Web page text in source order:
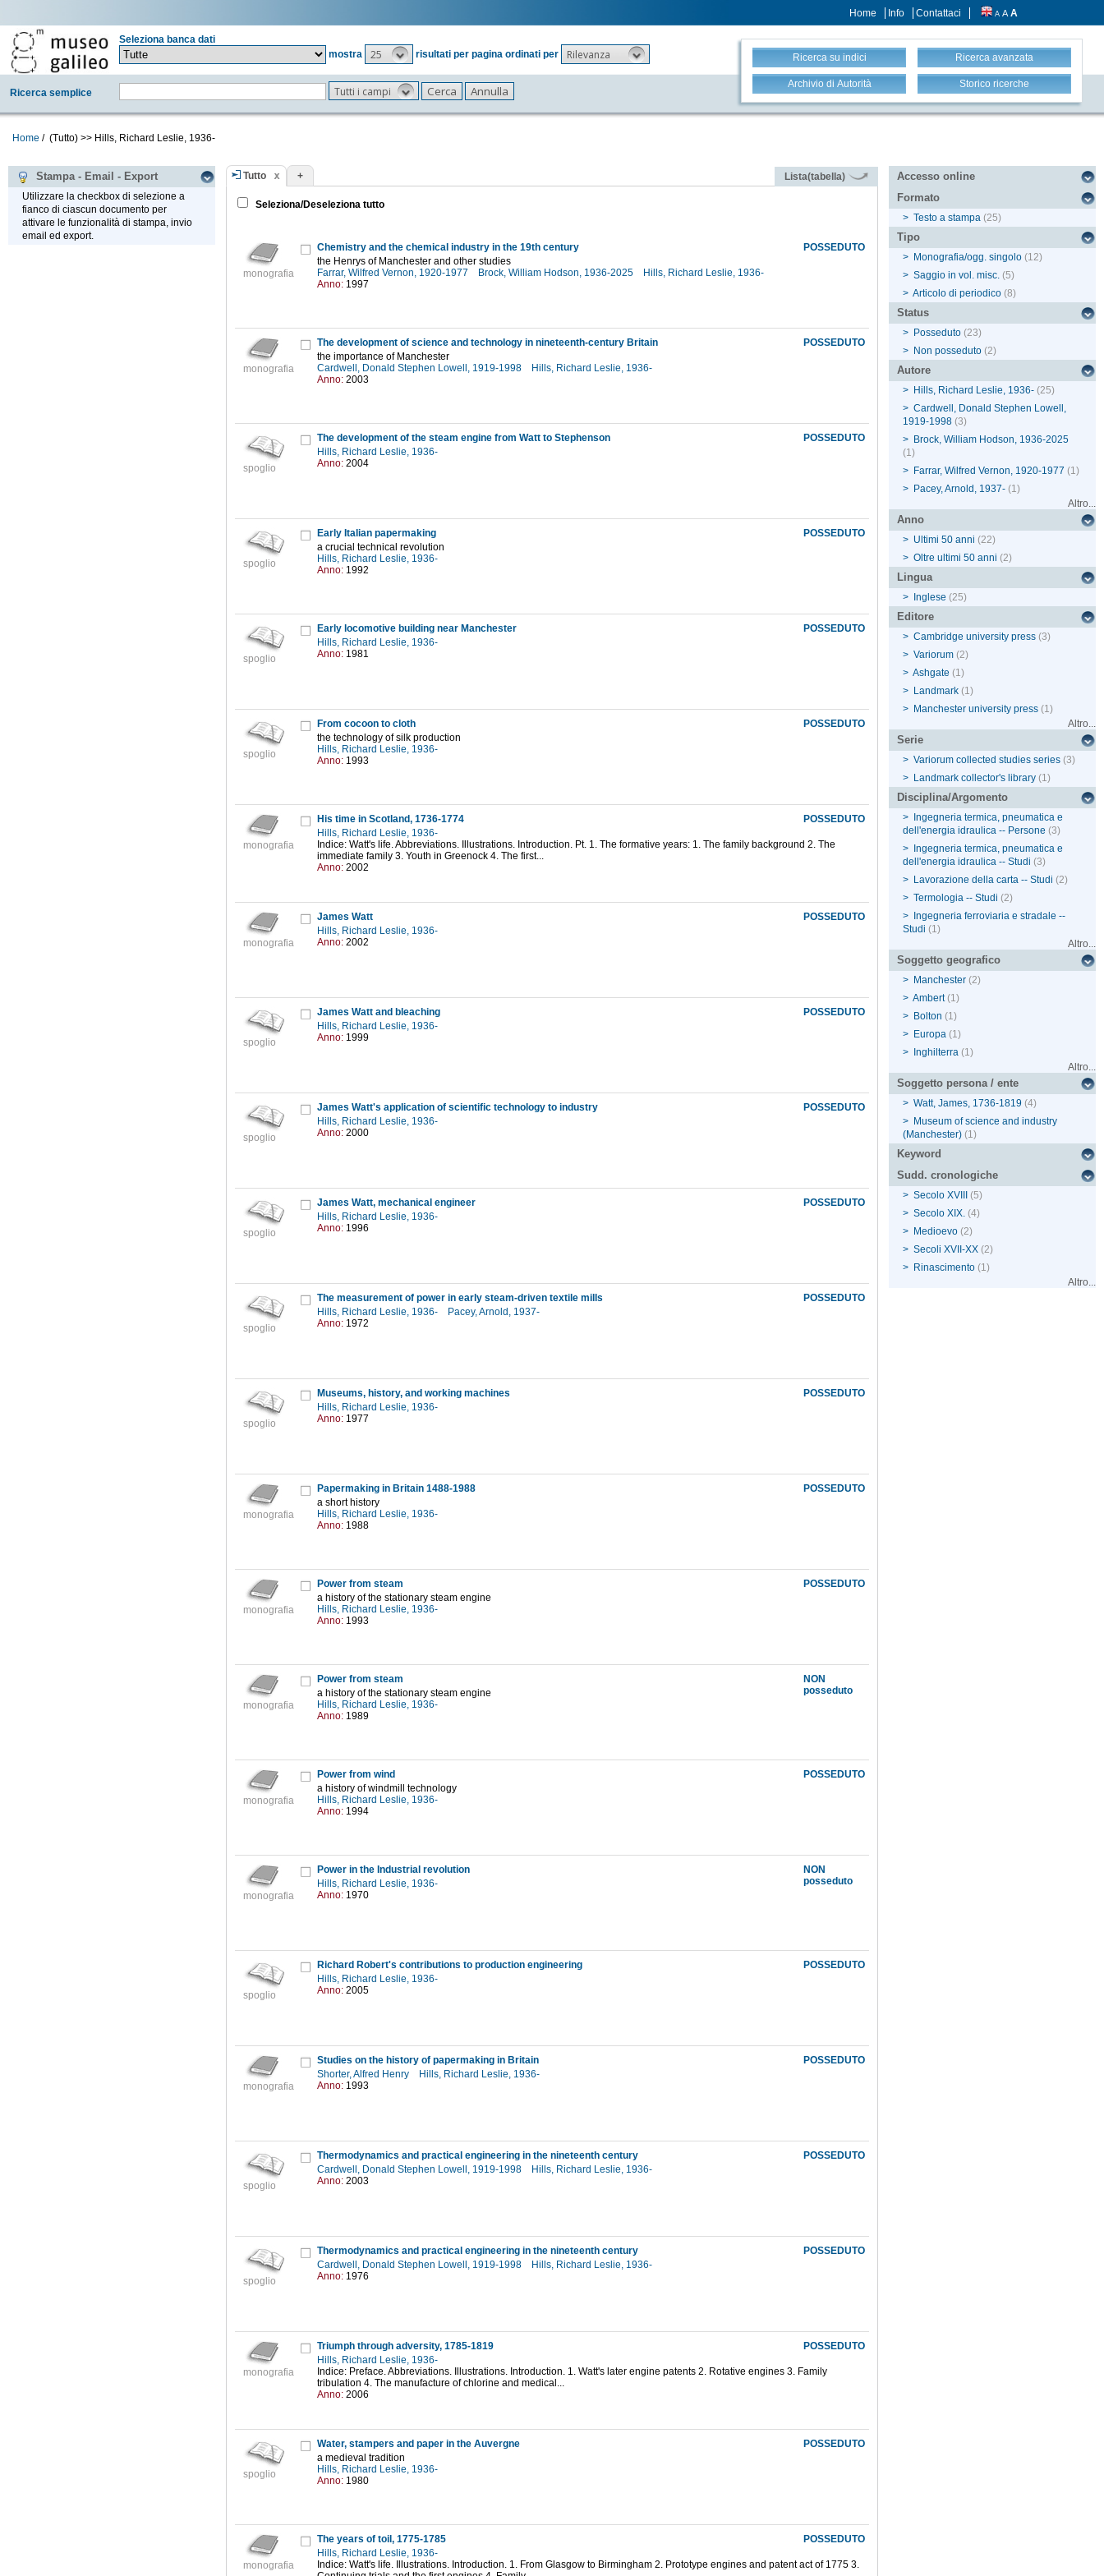
Home Info Contattaci A A A
Seleziona banca dati
mostra
25 risultati per pagina ordinati per Rilevanza
Ricerca semplice Tutti i campi
Ricerca su indici Ricerca avanzata
Archivio di Autorità Storico ricerche
Home / (Tutto) >> Hills, Richard Leslie, 1936-
Stampa - Email - Export
Utilizzare la checkbox di selezione a
fianco di ciascun documento per
attivare le funzionalità di stampa, invio
email ed export.
Tutto + Lista(tabella)
Seleziona/Deseleziona tutto
monografia
POSSEDUTO
Chemistry and the chemical industry in the 19th century
the Henrys of Manchester and other studies
Farrar, Wilfred Vernon, 1920-1977
Brock, William Hodson, 1936-2025
Hills, Richard Leslie, 1936-
Anno: 1997
monografia
POSSEDUTO
The development of science and technology in nineteenth-century Britain
the importance of Manchester
Cardwell, Donald Stephen Lowell, 1919-1998
Hills, Richard Leslie, 1936-
Anno: 2003
spoglio
POSSEDUTO
The development of the steam engine from Watt to Stephenson
Hills, Richard Leslie, 1936-
Anno: 2004
spoglio
POSSEDUTO
Early Italian papermaking
a crucial technical revolution
Hills, Richard Leslie, 1936-
Anno: 1992
spoglio
POSSEDUTO
Early locomotive building near Manchester
Hills, Richard Leslie, 1936-
Anno: 1981
spoglio
POSSEDUTO
From cocoon to cloth
the technology of silk production
Hills, Richard Leslie, 1936-
Anno: 1993
monografia
POSSEDUTO
His time in Scotland, 1736-1774
Hills, Richard Leslie, 1936-
Indice: Watt's life. Abbreviations. Illustrations. Introduction. Pt. 1. The formative years: 1. The family background 2. The
immediate family 3. Youth in Greenock 4. The first...
Anno: 2002
monografia
POSSEDUTO
James Watt
Hills, Richard Leslie, 1936-
Anno: 2002
spoglio
POSSEDUTO
James Watt and bleaching
Hills, Richard Leslie, 1936-
Anno: 1999
spoglio
POSSEDUTO
James Watt's application of scientific technology to industry
Hills, Richard Leslie, 1936-
Anno: 2000
spoglio
POSSEDUTO
James Watt, mechanical engineer
Hills, Richard Leslie, 1936-
Anno: 1996
spoglio
POSSEDUTO
The measurement of power in early steam-driven textile mills
Hills, Richard Leslie, 1936-
Pacey, Arnold, 1937-
Anno: 1972
spoglio
POSSEDUTO
Museums, history, and working machines
Hills, Richard Leslie, 1936-
Anno: 1977
monografia
POSSEDUTO
Papermaking in Britain 1488-1988
a short history
Hills, Richard Leslie, 1936-
Anno: 1988
monografia
POSSEDUTO
Power from steam
a history of the stationary steam engine
Hills, Richard Leslie, 1936-
Anno: 1993
monografia
NON
posseduto
Power from steam
a history of the stationary steam engine
Hills, Richard Leslie, 1936-
Anno: 1989
monografia
POSSEDUTO
Power from wind
a history of windmill technology
Hills, Richard Leslie, 1936-
Anno: 1994
monografia
NON
posseduto
Power in the Industrial revolution
Hills, Richard Leslie, 1936-
Anno: 1970
spoglio
POSSEDUTO
Richard Robert's contributions to production engineering
Hills, Richard Leslie, 1936-
Anno: 2005
monografia
POSSEDUTO
Studies on the history of papermaking in Britain
Shorter, Alfred Henry
Hills, Richard Leslie, 1936-
Anno: 1993
spoglio
POSSEDUTO
Thermodynamics and practical engineering in the nineteenth century
Cardwell, Donald Stephen Lowell, 1919-1998
Hills, Richard Leslie, 1936-
Anno: 2003
spoglio
POSSEDUTO
Thermodynamics and practical engineering in the nineteenth century
Cardwell, Donald Stephen Lowell, 1919-1998
Hills, Richard Leslie, 1936-
Anno: 1976
monografia
POSSEDUTO
Triumph through adversity, 1785-1819
Hills, Richard Leslie, 1936-
Indice: Preface. Abbreviations. Illustrations. Introduction. 1. Watt's later engine patents 2. Rotative engines 3. Family
tribulation 4. The manufacture of chlorine and medical...
Anno: 2006
spoglio
POSSEDUTO
Water, stampers and paper in the Auvergne
a medieval tradition
Hills, Richard Leslie, 1936-
Anno: 1980
monografia
POSSEDUTO
The years of toil, 1775-1785
Hills, Richard Leslie, 1936-
Indice: Watt's life. Illustrations. Introduction. 1. From Glasgow to Birmingham 2. Prototype engines and patent act of 1775 3.
Accesso online
Formato
> Testo a stampa (25)
Tipo
> Monografia/ogg. singolo (12)
> Saggio in vol. misc. (5)
> Articolo di periodico (8)
Status
> Posseduto (23)
> Non posseduto (2)
Autore
> Hills, Richard Leslie, 1936- (25)
> Cardwell, Donald Stephen Lowell,
1919-1998 (3)
> Brock, William Hodson, 1936-2025
(1)
> Farrar, Wilfred Vernon, 1920-1977 (1)
> Pacey, Arnold, 1937- (1)
Altro...
Anno
> Ultimi 50 anni (22)
> Oltre ultimi 50 anni (2)
Lingua
> Inglese (25)
Editore
> Cambridge university press (3)
> Variorum (2)
> Ashgate (1)
> Landmark (1)
> Manchester university press (1)
Altro...
Serie
> Variorum collected studies series (3)
> Landmark collector's library (1)
Disciplina/Argomento
>
Ingegneria termica, pneumatica e
dell'energia idraulica -- Persone (3)
>
Ingegneria termica, pneumatica e
dell'energia idraulica -- Studi (3)
> Lavorazione della carta -- Studi (2)
> Termologia -- Studi (2)
>
Ingegneria ferroviaria e stradale --
Studi (1)
Altro...
Soggetto geografico
> Manchester (2)
> Ambert (1)
> Bolton (1)
> Europa (1)
>
Inghilterra (1)
Altro...
Soggetto persona / ente
> Watt, James, 1736-1819 (4)
> Museum of science and industry
(Manchester) (1)
Keyword
Sudd. cronologiche
> Secolo XVIII
(5)
> Secolo XIX. (4)
> Medioevo (2)
> Secoli XVII-XX (2)
> Rinascimento (1)
Altro...